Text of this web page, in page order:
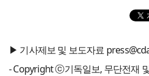
▶ 기사제보 및 보도자료
- Copyright ⓒ기독일보, 무단전재